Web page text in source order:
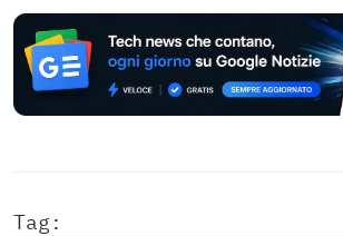
Tag: